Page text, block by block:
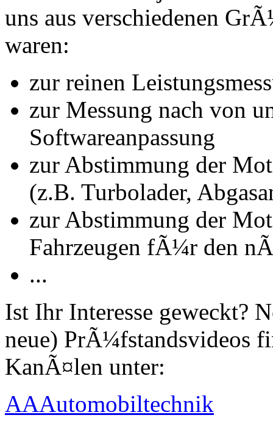
uns aus verschiedenen
waren:
zur reinen
zur Messung nach von
Softwareanpassung
zur Abstimmung der
(z.B. Turbolader,
zur Abstimmung der
Fahrzeugen fÃ¼r den
...
Ist Ihr Interesse geweckt?
neue) PrÃ¼fstandsvideos
KanÃ¤len unter:
AAAutomobiltechnik